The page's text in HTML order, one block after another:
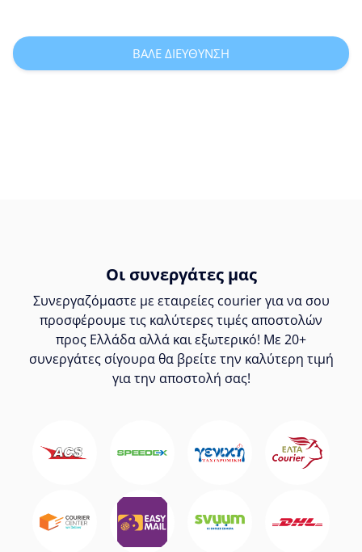
ΒΑΛΕ ΔΙΕΥΘΥΝΣΗ
Οι συνεργάτες μας
Συνεργαζόμαστε με εταιρείες courier για να σου
προσφέρουμε τις καλύτερες τιμές αποστολών
προς Ελλάδα αλλά και εξωτερικό! Με 20+
συνεργάτες σίγουρα θα βρείτε την καλύτερη τιμή
για την αποστολή σας!